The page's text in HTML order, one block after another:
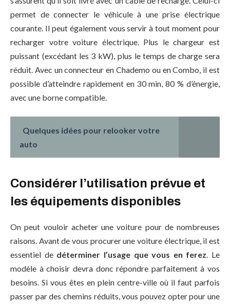
permet de connecter le véhicule à une prise électrique
courante. Il peut également vous servir à tout moment pour
recharger votre voiture électrique. Plus le chargeur est
puissant (excédant les 3 kW), plus le temps de charge sera
réduit. Avec un connecteur en Chademo ou en Combo, il est
possible d’atteindre rapidement en 30 min, 80 % d’énergie,
avec une borne compatible.
Quelques idées pour relooker votre
auto
Considérer l’utilisation prévue et
les équipements disponibles
On peut vouloir acheter une voiture pour de nombreuses
raisons. Avant de vous procurer une voiture électrique, il est
essentiel de déterminer l’usage que vous en ferez . Le
modèle à choisir devra donc répondre parfaitement à vos
besoins. Si vous êtes en plein centre-ville où il faut parfois
passer par des chemins réduits, vous pouvez opter pour une